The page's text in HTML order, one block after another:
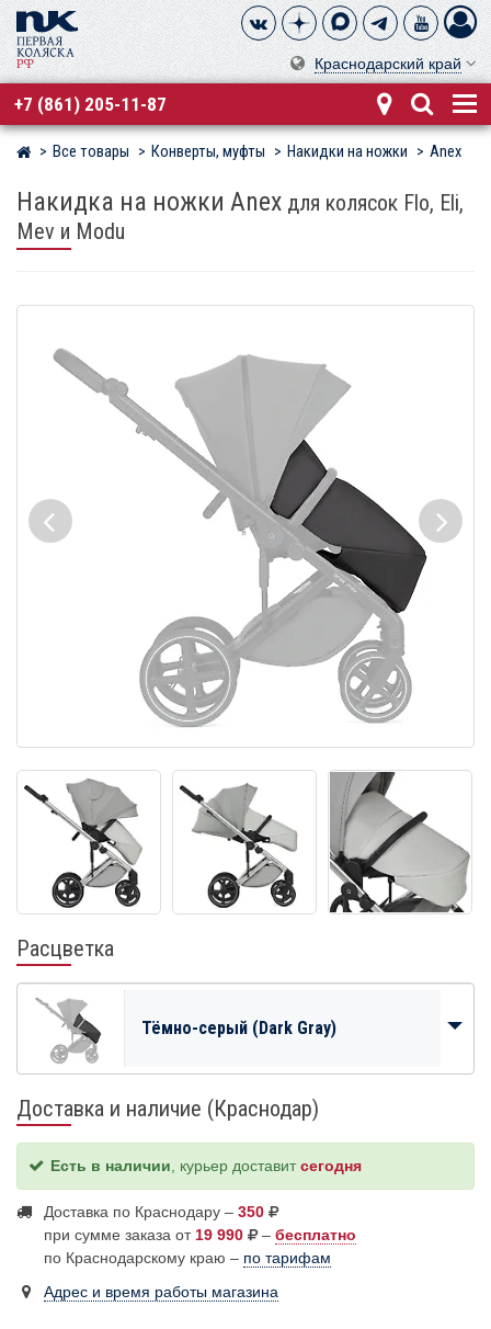
Краснодарский край
+7 (861) 205-11-87
Магазин детских колясок
Все товары Конверты, муфты Накидки на ножки Anex
Накидка на ножки Anex для колясок Flo, Eli,
Mev и Modu
Расцветка
Тёмно-серый (Dark Gray)
Доставка и наличие (Краснодар)
Есть в наличии , курьер доставитсегодня
Доставка по Краснодару – 350
при сумме заказа от 19 990 – бесплатно
по Краснодарскому краю – по тарифам
Адрес и время работы магазина